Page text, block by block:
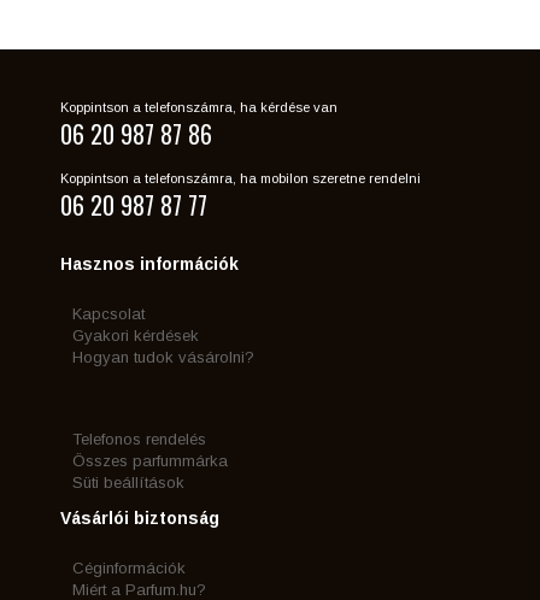
Koppintson a telefonszámra, ha kérdése van
06 20 987 87 86
Koppintson a telefonszámra, ha mobilon szeretne rendelni
06 20 987 87 77
Hasznos információk
Kapcsolat
Gyakori kérdések
Hogyan tudok vásárolni?
Telefonos rendelés
Összes parfummárka
Süti beállítások
Vásárlói biztonság
Céginformációk
Miért a Parfum.hu?